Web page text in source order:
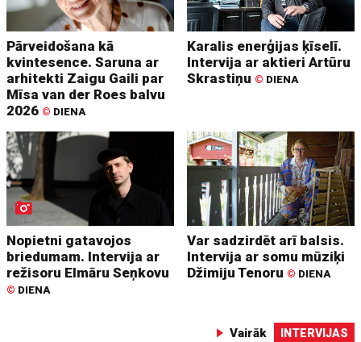
Pārveidošana kā
kvintesence. Saruna ar
arhitekti Zaigu Gaili par
Mīsa van der Roes balvu
2026 © DIENA
Karalis enerģijas ķīselī.
Intervija ar aktieri Artūru
Skrastiņu © DIENA
Nopietni gatavojos
briedumam. Intervija ar
režisoru Elmāru Seņkovu
© DIENA
Var sadzirdēt arī balsis.
Intervija ar somu mūziķi
Džimiju Tenoru © DIENA
Vairāk INTERVIJAS